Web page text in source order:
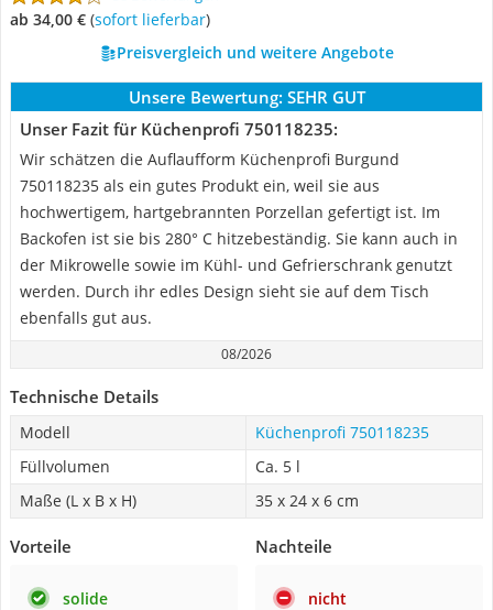
ab 34,00 € ( Sofort lieferbar)
Preisvergleich und weitere Angebote
Unsere Bewertung: SEHR GUT
Unser Fazit für Küchenprofi 750118235:
Wir schätzen die Auflaufform Küchenprofi Burgund
750118235 als ein gutes Produkt ein, weil sie aus
hochwertigem, hartgebrannten Porzellan gefertigt ist. Im
Backofen ist sie bis 280° C hitzebeständig. Sie kann auch in
der Mikrowelle sowie im Kühl- und Gefrierschrank genutzt
werden. Durch ihr edles Design sieht sie auf dem Tisch
ebenfalls gut aus.
08/2026
Technische Details
Modell
Küchenprofi 750118235
Füllvolumen
Ca. 5 l
Maße (L x B x H)
35 x 24 x 6 cm
Vorteile
solide
Nachteile
nicht